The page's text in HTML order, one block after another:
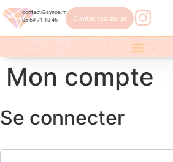
contact@aynoa.fr
06 69 71 18 46
Contactez-nous
Mon compte
Se connecter